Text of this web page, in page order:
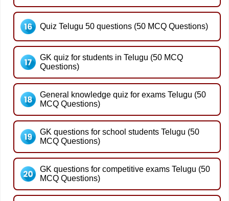
Quiz Telugu 50 questions (50 MCQ Questions)
GK quiz for students in Telugu (50 MCQ
Questions)
General knowledge quiz for exams Telugu (50
MCQ Questions)
GK questions for school students Telugu (50
MCQ Questions)
GK questions for competitive exams Telugu (50
MCQ Questions)